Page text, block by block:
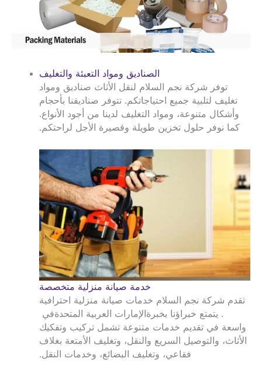
الصناديق ومواد التعبئة والتغليف
توفر شركة نجم السلام لنقل الأثاث صناديق ومواد
تغليف لتلبية جميع احتياجاتكم. تتوفر صناديقنا بأحجام
وأشكال متنوعة، ومواد التغليف لدينا من أجود الأنواع.
كما نوفر حلول تخزين طويلة وقصيرة الأجل لراحتكم.
خدمة صيانة منزلية متخصصة
تقدم شركة نجم السلام خدمات صيانة منزلية احترافية
فيالإمارات العربية المتحدة . يتمتع خبراؤنا بخبرة
واسعة في تقديم خدمات متنوعة تشمل تركيب وتفكيك
الأثاث، والتوصيل السريع والنقل، وتغليف الأمتعة بغلاف
فقاعي، وتغليف البضائع، وخدمات النقل.